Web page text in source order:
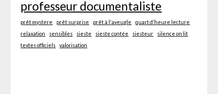
professeur documentaliste
prêt mystere prêt surprise prêt à l'aveugle
quart d'heure lecture
relaxation
sensibles sieste sieste contée siesteur
silence on lit
textes officiels
valorisation